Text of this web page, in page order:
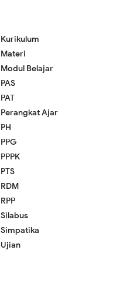
Kurikulum
Materi
Modul Belajar
PAS
PAT
Perangkat Ajar
PH
PPG
PPPK
PTS
RDM
RPP
Silabus
Simpatika
Ujian